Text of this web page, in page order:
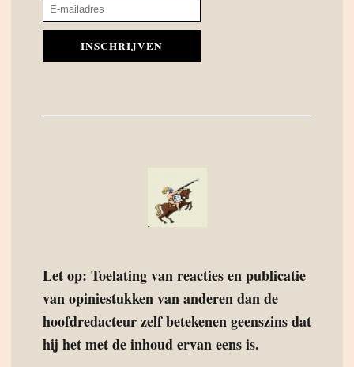
INSCHRIJVEN
Let op: Toelating van reacties en publicatie
van opiniestukken van anderen dan de
hoofdredacteur zelf betekenen geenszins dat
hij het met de inhoud ervan eens is.